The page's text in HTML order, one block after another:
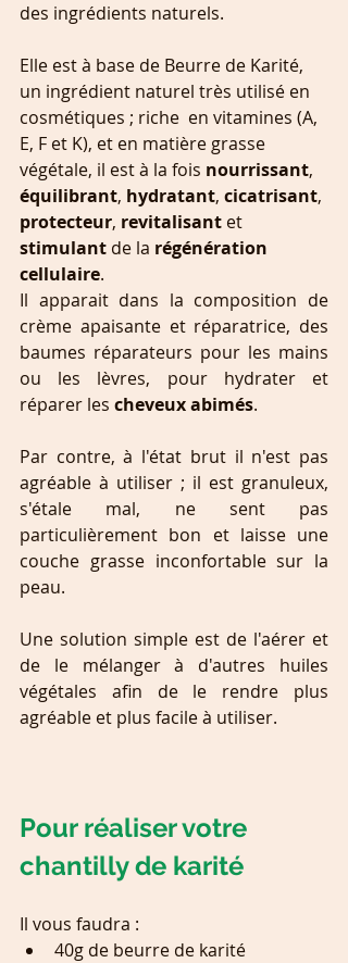
des ingrédients naturels.
Elle est à base de Beurre de Karité,
un ingrédient naturel très utilisé en
cosmétiques ; riche  en vitamines (A,
E, F et K), et en matière grasse
végétale, il est à la fois nourrissant,
équilibrant, hydratant, cicatrisant,
protecteur, revitalisant et
stimulant de la régénération
cellulaire.
Il apparait dans la composition de
crème apaisante et réparatrice, des
baumes réparateurs pour les mains
ou les lèvres, pour hydrater et
réparer les cheveux abimés.
Par contre, à l'état brut il n'est pas
agréable à utiliser ; il est granuleux,
s'étale mal, ne sent pas
particulièrement bon et laisse une
couche grasse inconfortable sur la
peau.
Une solution simple est de l'aérer et
de le mélanger à d'autres huiles
végétales afin de le rendre plus
agréable et plus facile à utiliser.
Pour réaliser votre
chantilly de karité
Il vous faudra :
40g de beurre de karité